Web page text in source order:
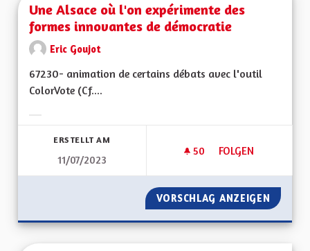
Une Alsace où l'on expérimente des
formes innovantes de démocratie
Eric Goujot
67230- animation de certains débats avec l'outil
ColorVote (Cf....
ERSTELLT AM
11/07/2023
50 50 FOLLOWER
FOLGEN
UNE ALSACE OÙ
VORSCHLAG ANZEIGEN UNE